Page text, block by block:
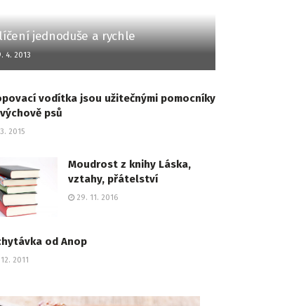
jednoduše a rychle
4. 2013
vodítka jsou užitečnými pomocníky
psů
2015
Moudrost z knihy Láska,
vztahy, přátelství
29. 11. 2016
od Anop
2011